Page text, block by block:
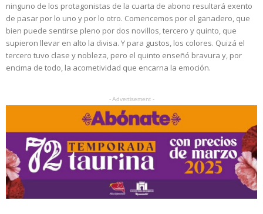
ninguno de los protagonistas de la cuarta de abono resultará exento
de pasar por lo uno y por lo otro. Comencemos por el ganadero, que
bien puede sentirse pleno por dos novillos, tercero y quinto, que
supieron llevar en alto la divisa. Y para gustos, los colores. Quizá el
tercero tuvo clase y nobleza, pero el quinto enseñó bravura y, por
encima de todo, la acometividad que encarna la emoción.
- Advertisement -